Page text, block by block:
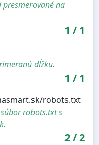
na
1 / 1
dĺžku.
1 / 1
robots.txt
robots.txt s
2/2